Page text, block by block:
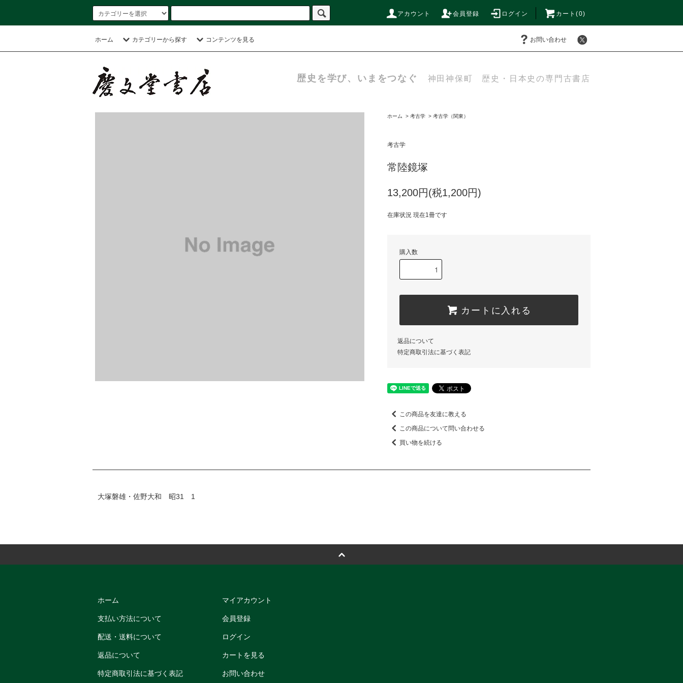
アカウント 会員登録 ログイン カート(0)
ホーム カテゴリーから探す コンテンツを見る お問い合わせ
歴史を学び、いまをつなぐ 神田神保町 歴史・日本史の専門古書店
ホーム > 考古学 > 考古学（関東）
考古学
常陸鏡塚
13,200円(税1,200円)
在庫状況 現在1冊です
購入数
カートに入れる
返品について
特定商取引法に基づく表記
この商品を友達に教える
この商品について問い合わせる
買い物を続ける
大塚磐雄・佐野大和 昭31 1
ホーム
支払い方法について
配送・送料について
返品について
特定商取引法に基づく表記
マイアカウント
会員登録
ログイン
カートを見る
お問い合わせ